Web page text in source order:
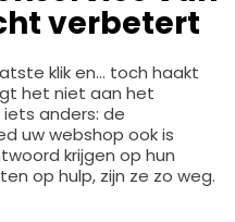
verbetert
klik en… toch haakt
het niet aan het
anders: de
uw webshop ook is
krijgen op hun
op hulp, zijn ze zo weg.